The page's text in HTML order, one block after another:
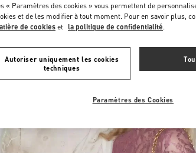
« Paramètres des cookies » vous permettent de
et de les modifier à tout moment. Pour en savoir plus,
de cookies et la politique de confidentialité.
Autoriser uniquement les cookies
techniques
Paramètres des Cookies